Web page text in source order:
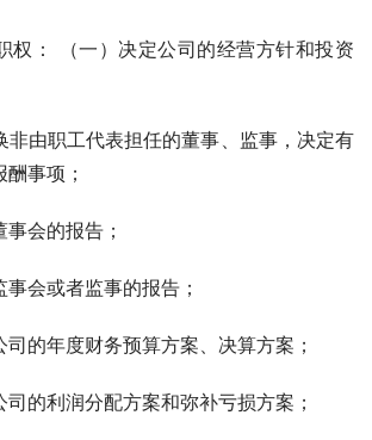
权： （一）决定公司的经营方针和投资
非由职工代表担任的董事、监事，决定有
事项；
事会的报告；
事会或者监事的报告；
司的年度财务预算方案、决算方案；
司的利润分配方案和弥补亏损方案；